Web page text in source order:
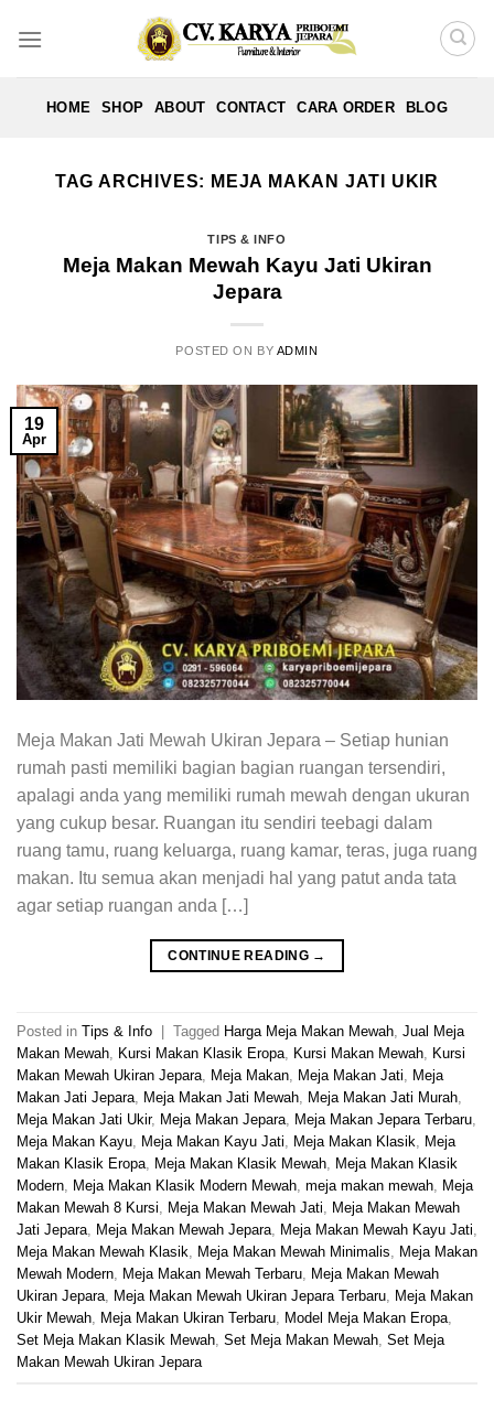
HOME SHOP ABOUT CONTACT CARA ORDER BLOG
TAG ARCHIVES: MEJA MAKAN JATI UKIR
TIPS & INFO
Meja Makan Mewah Kayu Jati Ukiran
Jepara
POSTED ON BY ADMIN
19
Apr
Meja Makan Jati Mewah Ukiran Jepara – Setiap hunian
rumah pasti memiliki bagian bagian ruangan tersendiri,
apalagi anda yang memiliki rumah mewah dengan ukuran
yang cukup besar. Ruangan itu sendiri teebagi dalam
ruang tamu, ruang keluarga, ruang kamar, teras, juga ruang
makan. Itu semua akan menjadi hal yang patut anda tata
agar setiap ruangan anda […]
CONTINUE READING →
Posted in Tips & Info Tagged Harga Meja Makan Mewah Jual Meja
Makan Mewah
Kursi Makan Klasik Eropa Kursi Makan Mewah
Kursi
Makan Mewah Ukiran Jepara
Meja Makan Meja Makan Jati
Meja
Makan Jati Jepara
Meja Makan Jati Mewah Meja Makan Jati Murah
Meja Makan Jati Ukir, Meja Makan Jepara Meja Makan Jepara Terbaru
Meja Makan Kayu
Meja Makan Kayu Jati Meja Makan Klasik
Meja
Makan Klasik Eropa
Meja Makan Klasik Mewah
Meja Makan Klasik
Modern
Meja Makan Klasik Modern Mewah meja makan mewah
Meja
Makan Mewah 8 Kursi
Meja Makan Mewah Jati
Meja Makan Mewah
Jati Jepara
Meja Makan Mewah Jepara Meja Makan Mewah Kayu Jati
Meja Makan Mewah Klasik
Meja Makan Mewah Minimalis
Meja Makan
Mewah Modern
Meja Makan Mewah Terbaru
Meja Makan Mewah
Ukiran Jepara
Meja Makan Mewah Ukiran Jepara Terbaru
Meja Makan
Ukir Mewah
Meja Makan Ukiran Terbaru Model Meja Makan Eropa
Set Meja Makan Klasik Mewah Set Meja Makan Mewah Set Meja
Makan Mewah Ukiran Jepara